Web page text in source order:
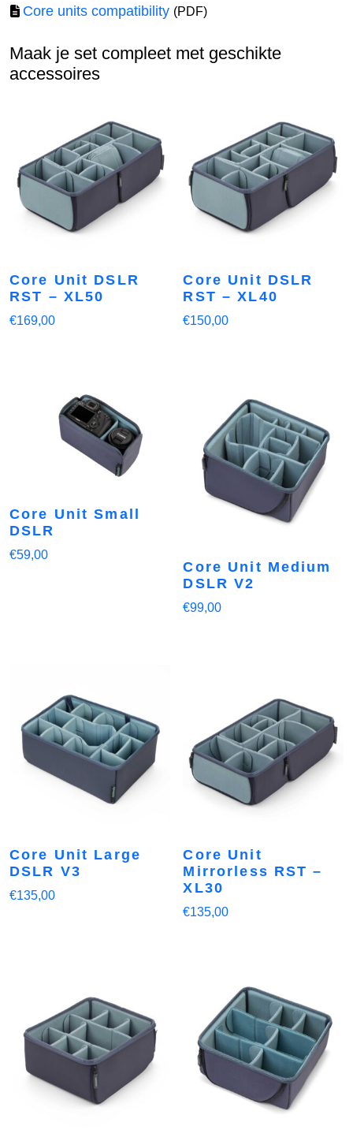
Core units compatibility (PDF)
Maak je set compleet met geschikte
accessoires
Core Unit DSLR
RST – XL50
€169,00
Core Unit DSLR
RST – XL40
€150,00
Core Unit Small
DSLR
€59,00
Core Unit Medium
DSLR V2
€99,00
Core Unit Large
DSLR V3
€135,00
Core Unit
Mirrorless RST –
XL30
€135,00